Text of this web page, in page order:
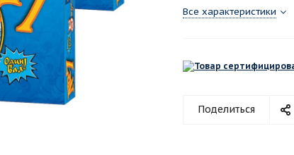
Все характеристики
Поделиться